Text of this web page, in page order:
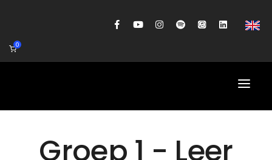
0
AGENDA
Groep 1 - Leer